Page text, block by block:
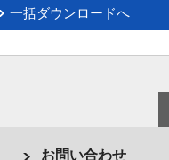
一括ダウンロードへ
お問い合わせ